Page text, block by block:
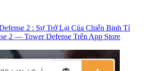
2 : Sự Trở Lại Của Chiến Binh Tí
2 — Tower Defense Trên App Store